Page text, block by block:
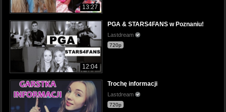
13:27
12:04
PGA & STARS4FANS w Poznaniu!
Lastdream
720p
Trochę informacji
Lastdream
720p